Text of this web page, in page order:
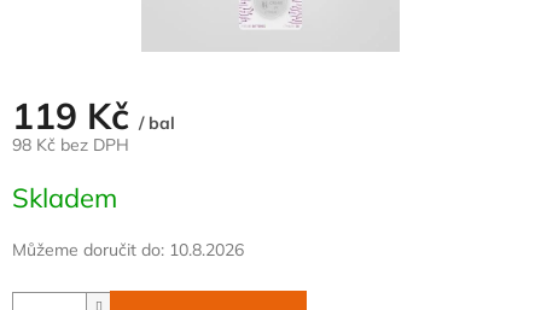
119 Kč / bal
98 Kč bez DPH
cena:
Skladem
Můžeme doručit do: 10.8.2026